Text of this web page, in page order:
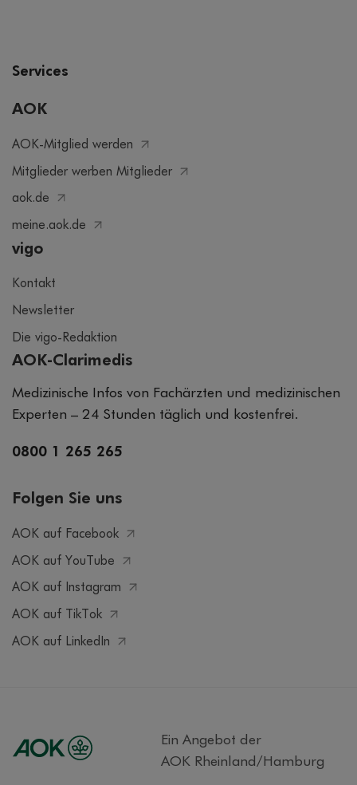
Services
AOK
AOK-Mitglied werden
Mitglieder werben Mitglieder
aok.de
meine.aok.de
vigo
Kontakt
Newsletter
Die vigo-Redaktion
AOK-Clarimedis
Medizinische Infos von Fachärzten und medizinischen
Experten – 24 Stunden täglich und kostenfrei.
0800 1 265 265
Folgen Sie uns
AOK auf Facebook
AOK auf YouTube
AOK auf Instagram
AOK auf TikTok
AOK auf LinkedIn
Ein Angebot der
AOK Rheinland/Hamburg